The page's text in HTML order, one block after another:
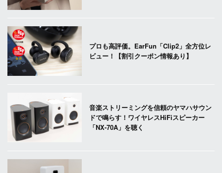
プロも高評価。EarFun「Clip2」全方位レ
ビュー！【割引クーポン情報あり】
音楽ストリーミングを信頼のヤマハサウン
ドで鳴らす！ワイヤレスHiFiスピーカー
「NX-70A」を聴く